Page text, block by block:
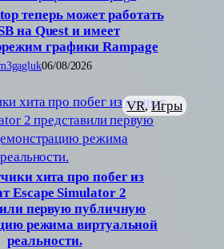
теперь может работать
на Quest и имеет
графики Rampage
06/08/2026
хита про побег из
Escape Simulator 2
первую публичную
режима виртуальной
реальности.
VR, Игры